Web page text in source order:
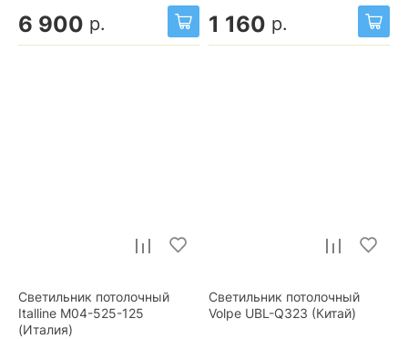
6 900 р. 1 160 р.
Светильник потолочный
Italline M04-525-125
(Италия)
Светильник потолочный
Volpe UBL-Q323 (Китай)